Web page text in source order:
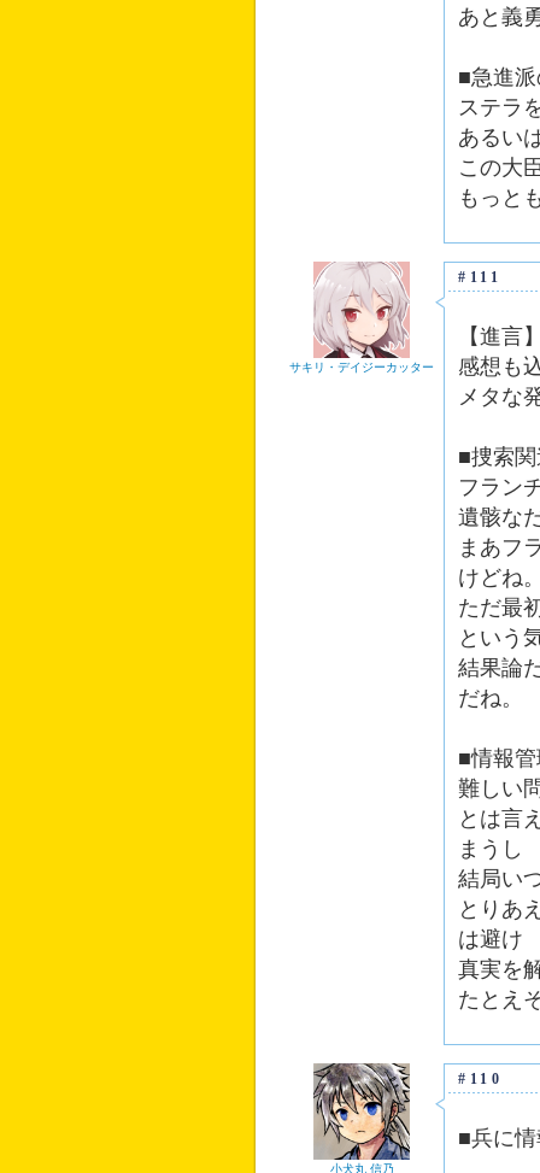
あと義
■急進
ステラ
あるい
この大
もっと
サキリ・デイジーカッター
#111
【進言
感想も
メタな
■捜索
フラン
遺骸な
まあフ
けどね
ただ最
という
結果論
だね。
■情報
難しい
とは言
まうし
結局い
とりあ
は避け
真実を
たとえ
小犬丸 信乃
#110
■兵に